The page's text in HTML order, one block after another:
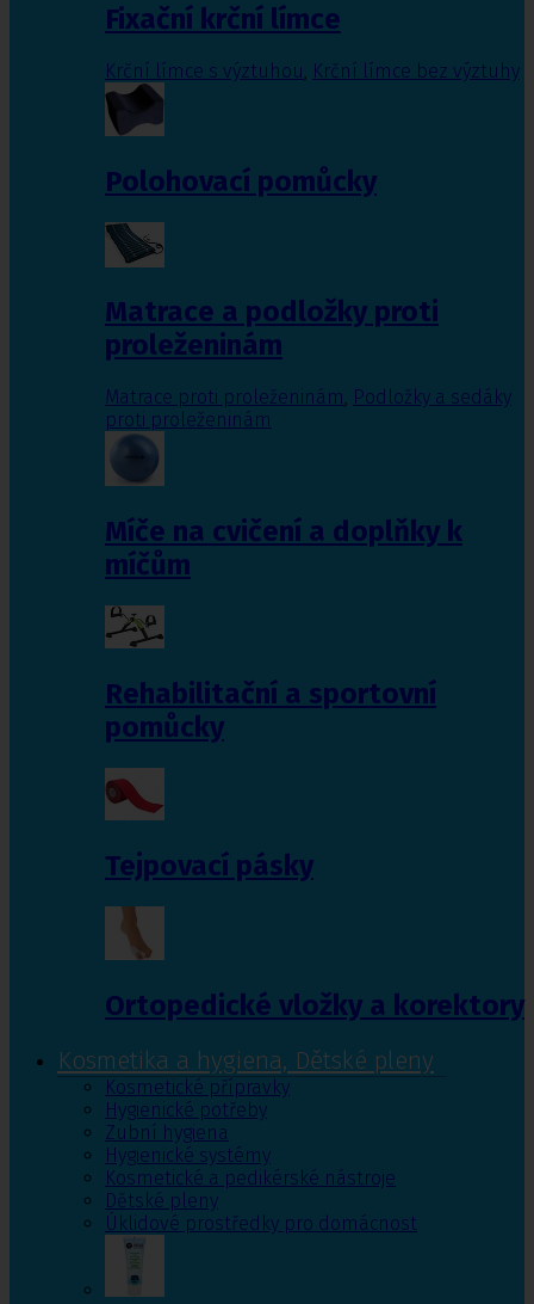
Fixační krční límce
Krční límce s výztuhou Krční límce bez výztuhy
Polohovací pomůcky
Matrace a podložky proti
proleženinám
Matrace proti proleženinám, Podložky a sedáky
proti proleženinám
Míče na cvičení a doplňky k
míčům
Rehabilitační a sportovní
pomůcky
Tejpovací pásky
Ortopedické vložky a korektory
Kosmetika a hygiena, Dětské pleny
Kosmetické přípravky
Hygienické potřeby
Zubní hygiena
Hygienické systémy
Kosmetické a pedikérské nástroje
Dětské pleny
Úklidové prostředky pro domácnost